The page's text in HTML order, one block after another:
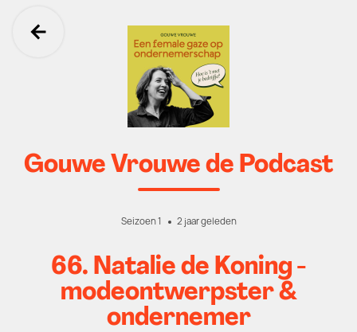
Ga terug
Gouwe Vrouwe de Podcast
Seizoen 1 2 jaar geleden
66. Natalie de Koning -
modeontwerpster &
ondernemer